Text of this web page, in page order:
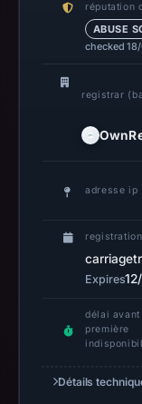
réputation
ABUSE
checked
registrar
adresse ip
Expires
délai avant
première
Détails